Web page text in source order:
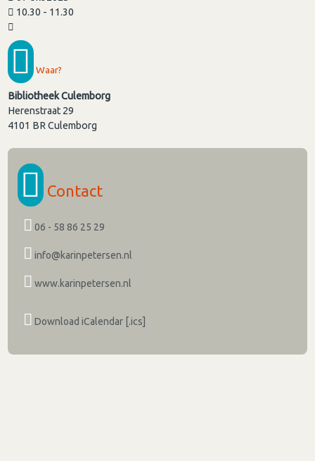
10.30 - 11.30
Waar?
Bibliotheek Culemborg
Herenstraat 29
4101 BR Culemborg
Contact
06 - 58 86 25 29
info@karinpetersen.nl
www.karinpetersen.nl
Download iCalendar [.ics]